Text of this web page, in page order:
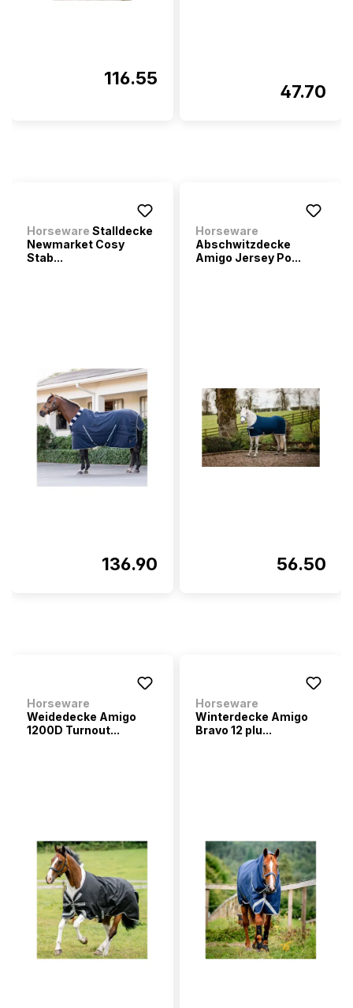
116.55
47.70
Horseware Stalldecke
Newmarket Cosy
Stab...
136.90
Horseware
Abschwitzdecke
Amigo Jersey Po...
56.50
Horseware
Weidedecke Amigo
1200D Turnout...
Horseware
Winterdecke Amigo
Bravo 12 plu...